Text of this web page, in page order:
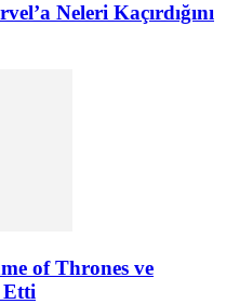
Neleri Kaçırdığını
of Thrones ve
Etti